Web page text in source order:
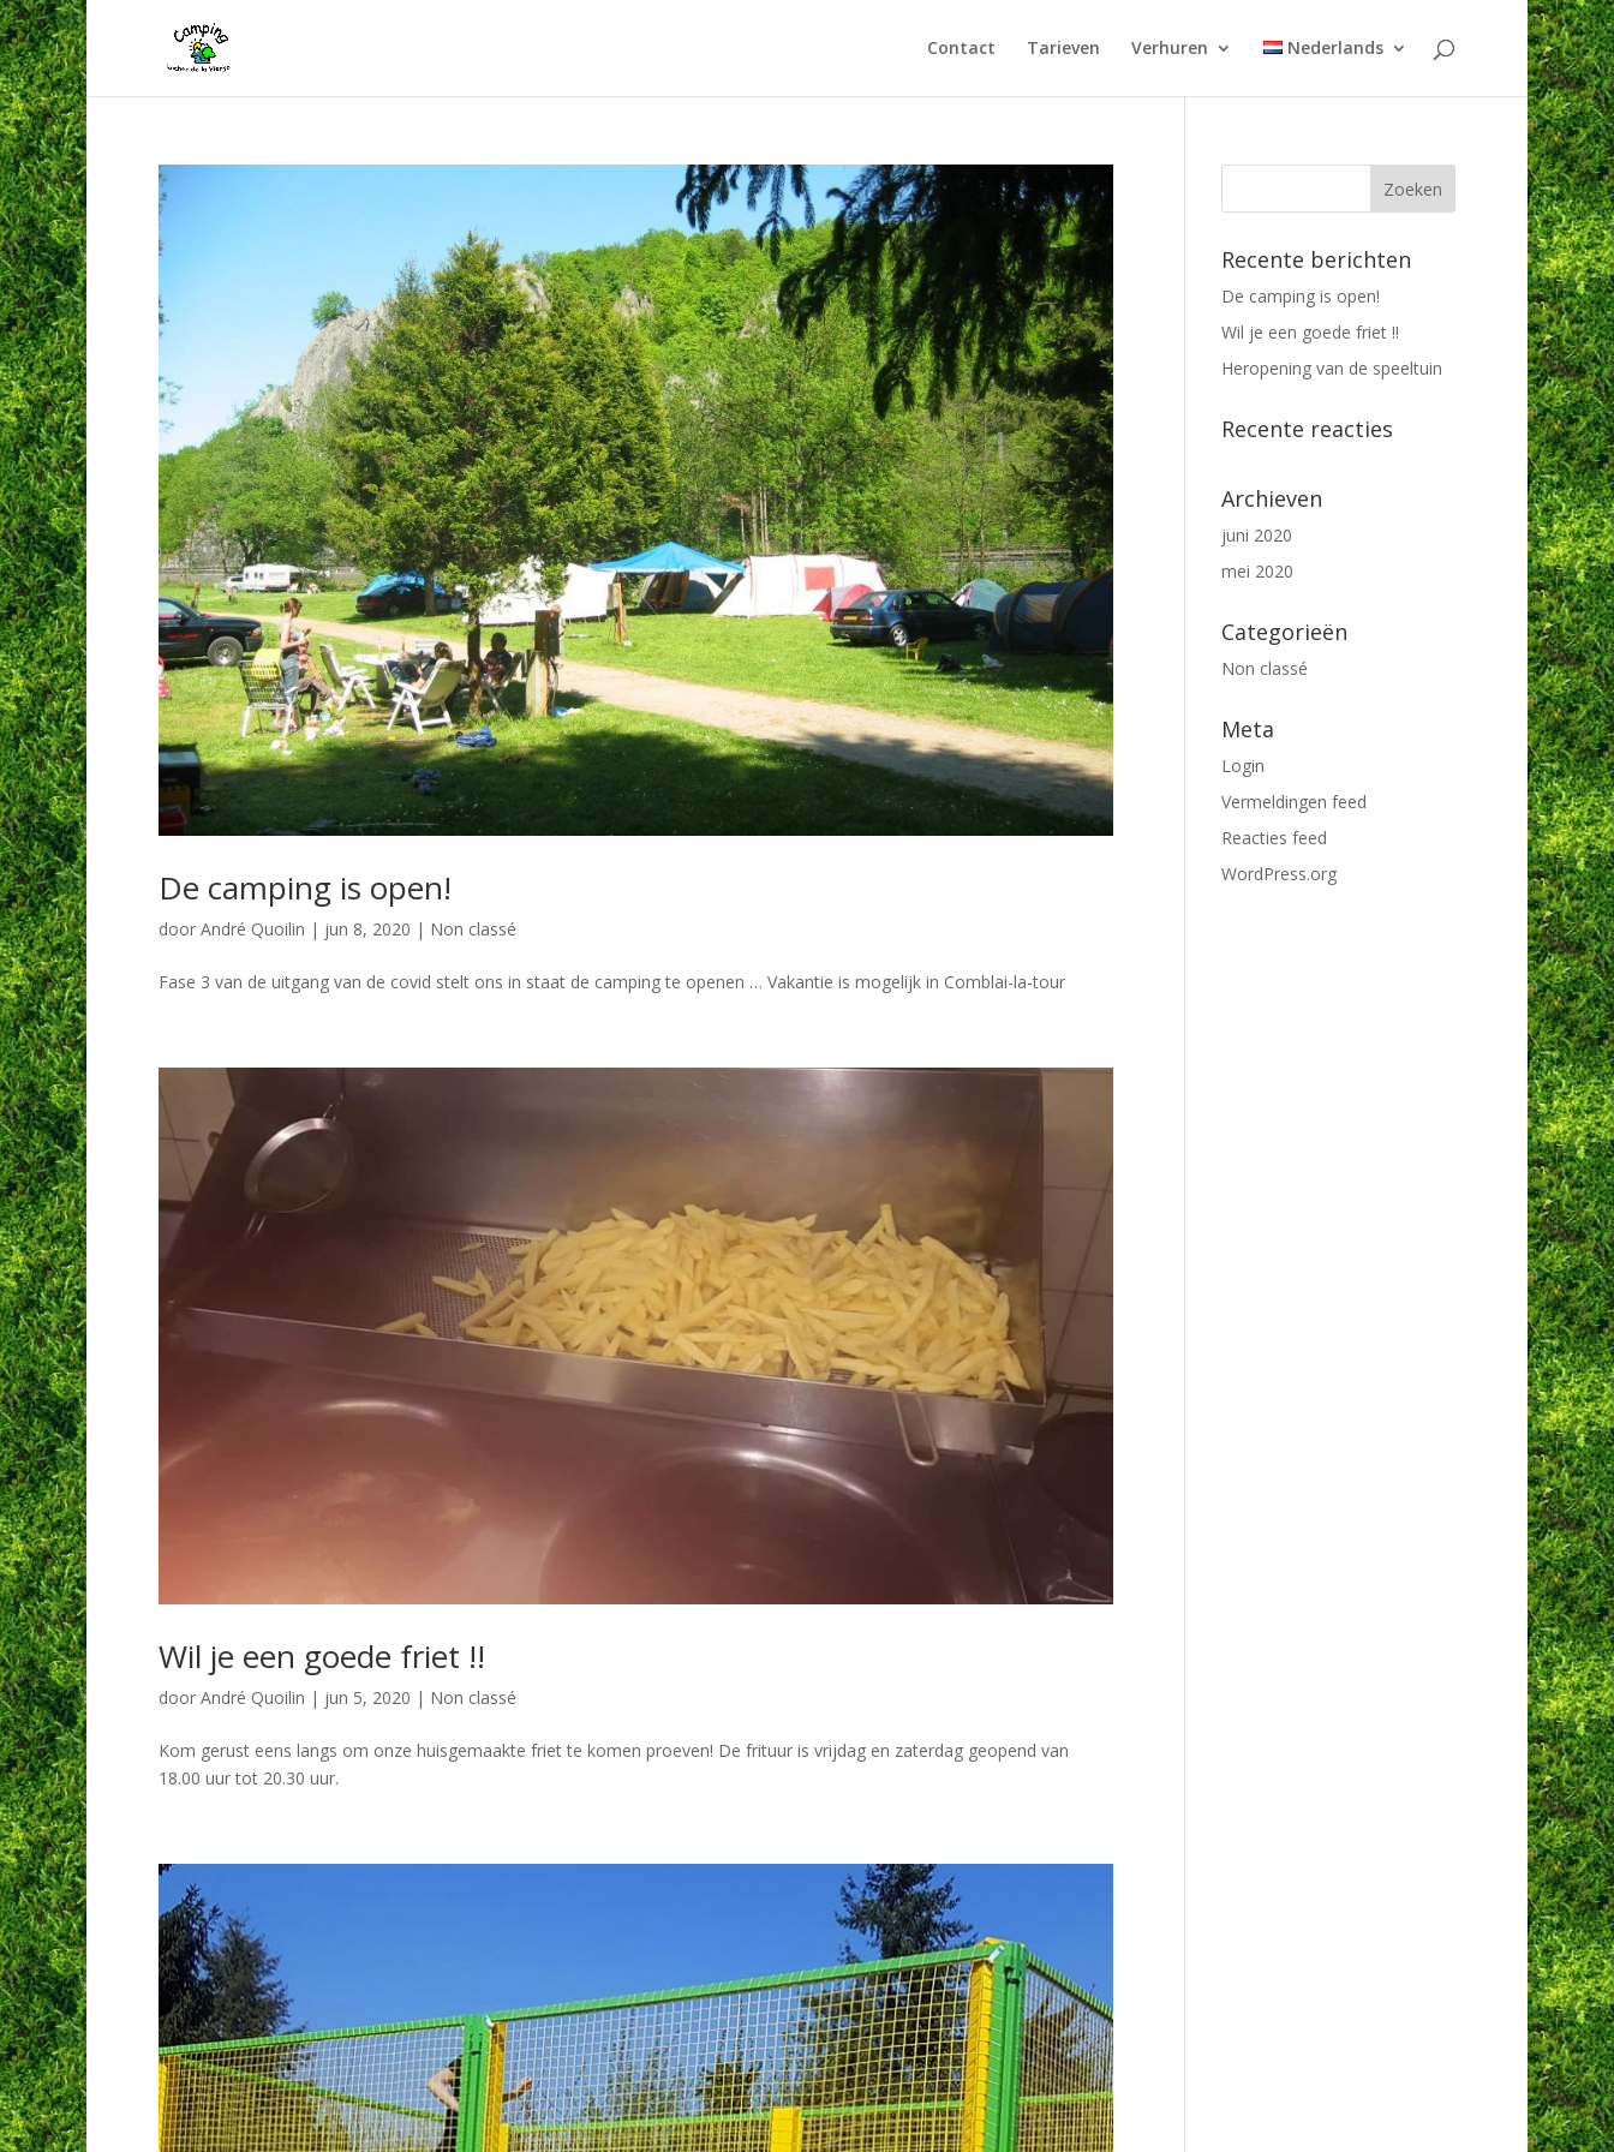
Contact Tarieven Verhuren Nederlands
De camping is open!
door André Quoilin | jun 8, 2020 | Non classé
Fase 3 van de uitgang van de covid stelt ons in staat de camping te openen … Vakantie is mogelijk in Comblai-la-tour
Wil je een goede friet !!
door André Quoilin | jun 5, 2020 | Non classé
Kom gerust eens langs om onze huisgemaakte friet te komen proeven! De frituur is vrijdag en zaterdag geopend van
18.00 uur tot 20.30 uur.
Recente berichten
De camping is open!
Wil je een goede friet !!
Heropening van de speeltuin
Recente reacties
Archieven
juni 2020
mei 2020
Categorieën
Non classé
Meta
Login
Vermeldingen feed
Reacties feed
WordPress.org